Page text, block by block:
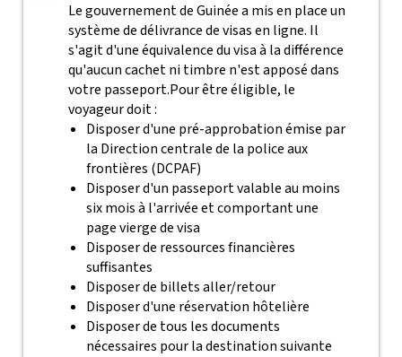
Le gouvernement de Guinée a mis en place un
système de délivrance de visas en ligne. Il
s'agit d'une équivalence du visa à la différence
qu'aucun cachet ni timbre n'est apposé dans
votre passeport.Pour être éligible, le
voyageur doit :
Disposer d'une pré-approbation émise par
la Direction centrale de la police aux
frontières (DCPAF)
Disposer d'un passeport valable au moins
six mois à l'arrivée et comportant une
page vierge de visa
Disposer de ressources financières
suffisantes
Disposer de billets aller/retour
Disposer d'une réservation hôtelière
Disposer de tous les documents
nécessaires pour la destination suivante